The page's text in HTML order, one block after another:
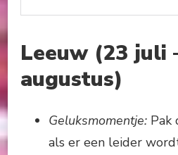
Leeuw (23 juli
augustus)
Geluksmomentje: Pak
als er een leider